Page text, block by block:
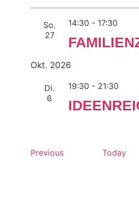
So.
27
14:30 - 17:30
Okt. 2026
Di.
6
19:30 - 21:30
PreviousEvents Today